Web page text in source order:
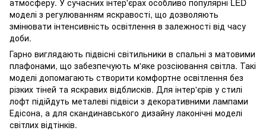
атмосферу. У сучасних інтер'єрах особливо популярні LED
моделі з регулюванням яскравості, що дозволяють
змінювати інтенсивність освітлення в залежності від часу
доби.
Гарно виглядають підвісні світильники в спальні з матовими
плафонами, що забезпечують м'яке розсіювання світла. Такі
моделі допомагають створити комфортне освітлення без
різких тіней та яскравих відблисків. Для інтер'єрів у стилі
лофт підійдуть металеві підвіси з декоративними лампами
Едісона, а для скандинавського дизайну лаконічні моделі
світлих відтінків.